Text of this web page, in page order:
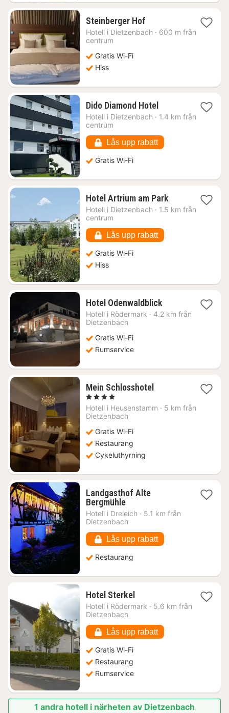
Steinberger Hof1
natt
Hotell i Dietzenbach · 600 m från
centrum
Gratis Wi-Fi
Hiss
Dido Diamond Hotel1
natt
kr.
Hotell i Dietzenbach · 1.4 km från
centrum
Lås upp rabatt
Gratis Wi-Fi
Hotel Artrium am Park1
natt
Hotell i Dietzenbach · 1.5 km från
centrum
Lås upp rabatt
Gratis Wi-Fi
Hiss
Hotel Odenwaldblick1
natt
Hotell i Rödermark · 4.2 km från
Dietzenbach
Gratis Wi-Fi
Rumservice
Mein Schlosshotel1
från
, 4 Stjärnor
Hotell i Heusenstamm · 5 km från
Dietzenbach
Gratis Wi-Fi
Restaurang
Cykeluthyrning
Landgasthof Alte
Bergmühle1
natt
från
kr.
Hotell i Dreieich · 5.1 km från
Dietzenbach
Lås upp rabatt
Restaurang
Hotel Sterkel1
natt
kr.
Hotell i Rödermark · 5.6 km från
Dietzenbach
Lås upp rabatt
Gratis Wi-Fi
Restaurang
Rumservice
1 andra hotell i närheten av Dietzenbach